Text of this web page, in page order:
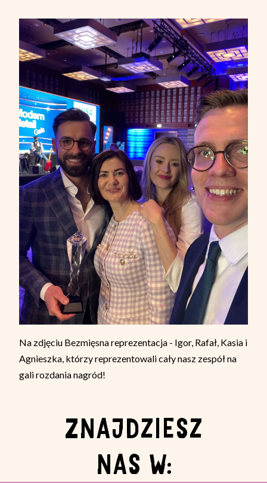
Na zdjęciu Bezmięsna reprezentacja - Igor, Rafał, Kasia i
Agnieszka, którzy reprezentowali cały nasz zespół na
gali rozdania nagród!
ZNAJDZIESZ
NAS W: